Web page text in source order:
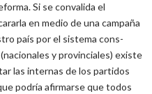
Si se convalida el
en medio de una cam­paña
país por el sistema cons­
y provinciales) existe
las internas de los partidos
podría afirmarse que todos